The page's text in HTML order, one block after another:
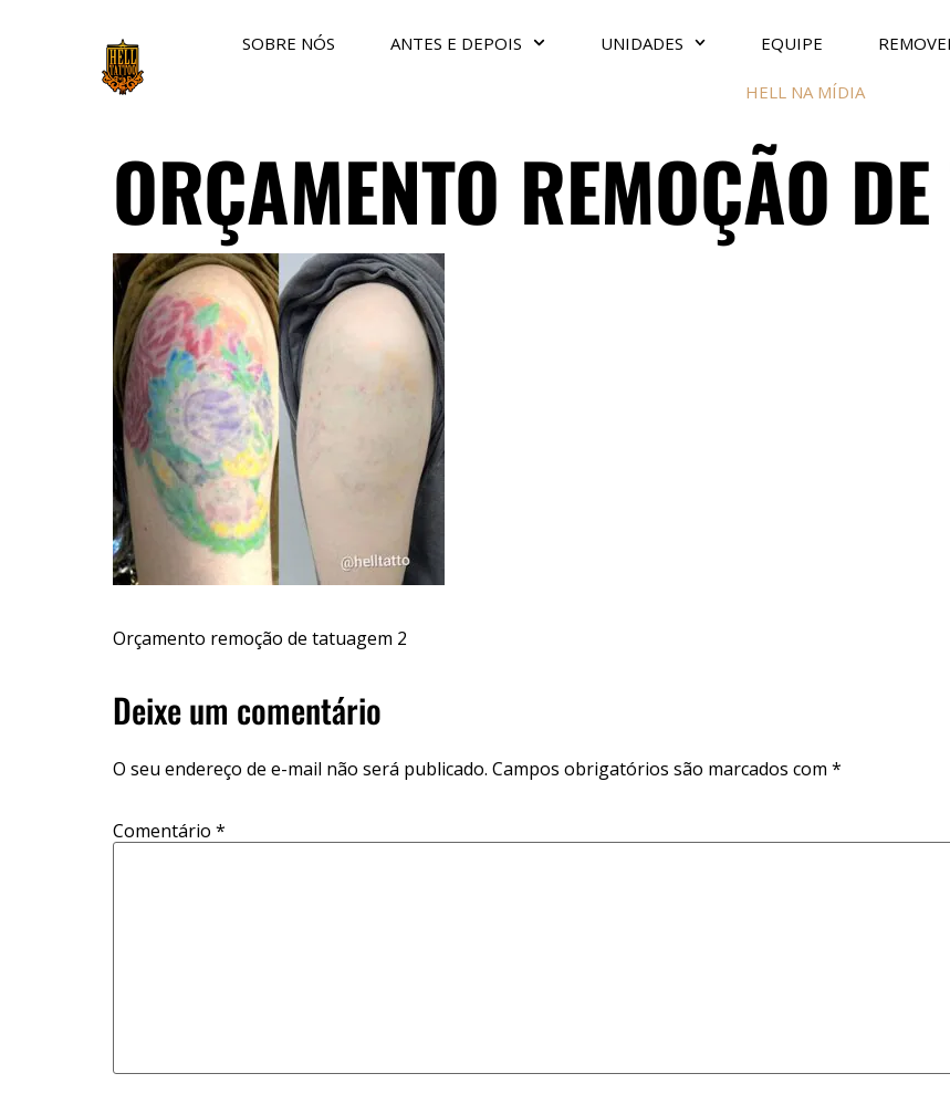
SOBRE NÓS ANTES E DEPOIS UNIDADES EQUIPE
HELL NA MÍDIA
ORÇAMENTO REMOÇÃO
Orçamento remoção de tatuagem 2
Deixe um comentário
O seu endereço de e-mail não será publicado. Campos obrigatórios são marcados com *
Comentário *